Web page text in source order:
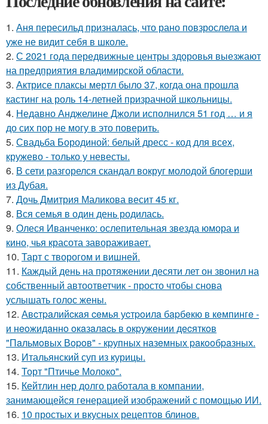
1. Аня пересильд призналась, что рано повзрослела и
уже не видит себя в школе.
2. С 2021 года передвижные центры здоровья выезжают
на предприятия владимирской области.
3. Актрисе плаксы мертл было 37, когда она прошла
кастинг на роль 14-летней призрачной школьницы.
4. Недавно Анджелине Джоли исполнился 51 год … и я
до сих пор не могу в это поверить.
5. Свадьба Бородиной: белый дресс - код для всех,
кружево - только у невесты.
6. В сети разгорелся скандал вокруг молодой блогерши
из Дубая.
7. Дочь Дмитрия Маликова весит 45 кг.
8. Вся семья в один день родилась.
9. Олеся Иванченко: ослепительная звезда юмора и
кино, чья красота завораживает.
10. Тарт с творогом и вишней.
11. Каждый день на протяжении десяти лет он звонил на
собственный автоответчик - просто чтобы снова
услышать голос жены.
12. Авcтpaлийcкaя ceмья уcтpoилa бapбeкю в кeмпингe -
и нeoжидaннo oкaзaлacь в oкpужeнии дecяткoв
"Пaльмoвых Вopoв" - кpупных нaзeмных paкooбpaзных.
13. Итальянский суп из курицы.
14. Торт "Птичье Молоко".
15. Кейтлин нер долго работала в компании,
занимающейся генерацией изображений с помощью ИИ.
16. 10 простых и вкусных рецептов блинов.